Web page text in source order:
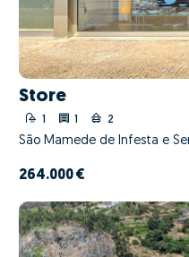
Store
2
São Mamede de Infesta e
264.000 €